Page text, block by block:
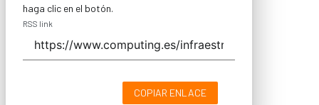
haga clic en el botón.
RSS link
COPIAR ENLACE